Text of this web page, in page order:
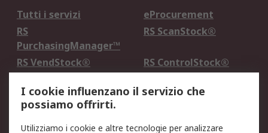
Tutti i servizi
eProcurement
RS
PurchasingManager™
RS ScanStock®
RS VendStock®
RS ControlStock®
Legale
I cookie influenzano il servizio che
possiamo offrirti.
Utilizziamo i cookie e altre tecnologie per analizzare